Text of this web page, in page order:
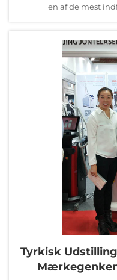
en af de mest
Tyrkisk